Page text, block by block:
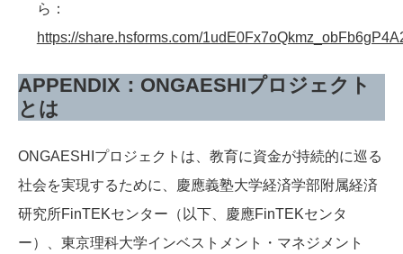
ら：
https://share.hsforms.com/
APPENDIX：ONGAESHIプロジェクト
とは
ONGAESHIプロジェクトは、教育に資金が持続的に巡る
社会を実現するために、慶應義塾大学経済学部附属経済
研究所FinTEKセンター（以下、慶應FinTEKセンタ
ー）、東京理科大学インベストメント・マネジメント